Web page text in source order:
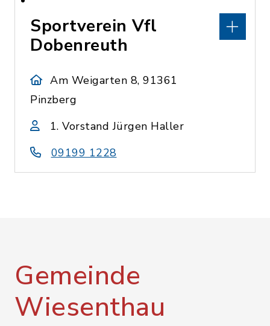
Sportverein Vfl
Dobenreuth
Am Weigarten 8, 91361
Pinzberg
1. Vorstand Jürgen Haller
09199 1228
Gemeinde
Wiesenthau